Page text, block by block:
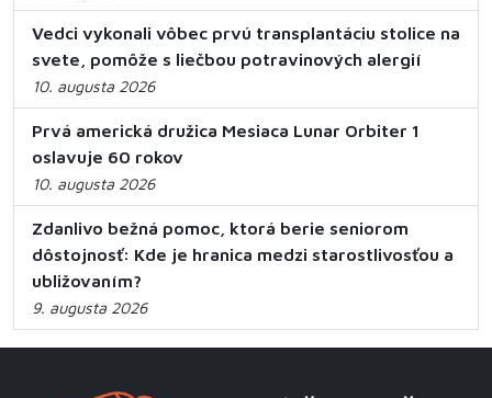
Vedci vykonali vôbec prvú transplantáciu stolice na
svete, pomôže s liečbou potravinových alergií
10. augusta 2026
Prvá americká družica Mesiaca Lunar Orbiter 1
oslavuje 60 rokov
10. augusta 2026
Zdanlivo bežná pomoc, ktorá berie seniorom
dôstojnosť: Kde je hranica medzi starostlivosťou a
ubližovaním?
9. augusta 2026